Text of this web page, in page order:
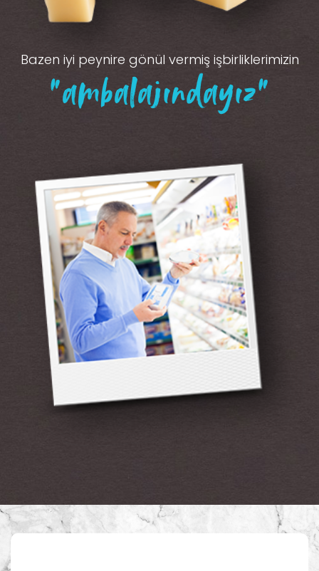
Bazen iyi peynire gönül vermiş işbirliklerimizin
“ambalajındayız”